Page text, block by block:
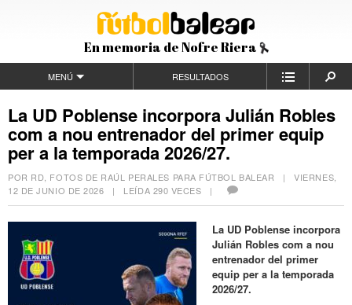
En memoria de Nofre Riera
MENÚ RESULTADOS
La UD Poblense incorpora Julián Robles
com a nou entrenador del primer equip
per a la temporada 2026/27.
POR RD, FOTOS DE RAÚL PERALES PARA FÚTBOL BALEAR |VIERNES,
12 DE JUNIO DE 2026 | LEÍDA 290 VECES |
La UD Poblense incorpora
Julián Robles com a nou
entrenador del primer
equip per a la temporada
2026/27.